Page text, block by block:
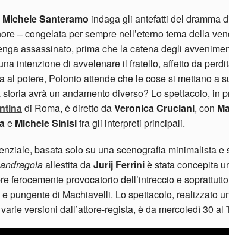
Michele Santeramo indaga gli antefatti del dramma
– congelata per sempre nell’eterno tema della
assassinato, prima che la catena degli
intenzione di avvelenare il fratello, affetto da
al potere, Polonio attende che le cose si mettano a
avrà un andamento diverso? Lo spettacolo, in
di Roma, è diretto daVeronica Cruciani, con
e Michele Sinisifra gli interpreti principali.
basata solo su una scenografia minimalista e
allestita daJurij Ferriniè stata concepita
ferocemente provocatorio dell’intreccio e
pungente di Machiavelli. Lo spettacolo, realizzato
versioni dall’attore-regista, è da mercoledì 30 al